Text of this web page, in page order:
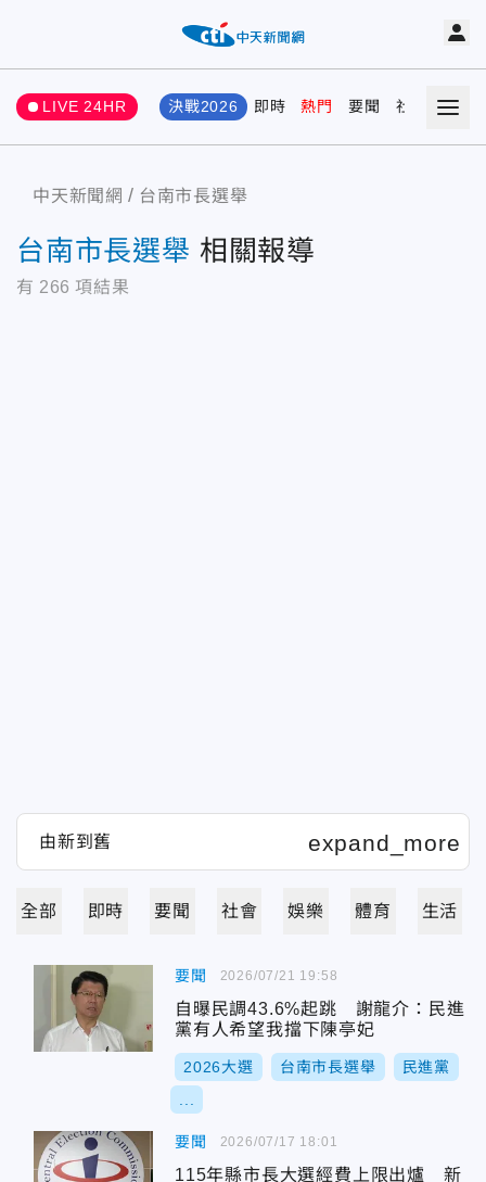
LIVE 24HR 決戰2026 即時 熱門 要聞 社會 娛樂
中天新聞網 台南市長選舉
台南市長選舉 相關報導
有 266 項結果
全部 即時 要聞 社會 娛樂 體育 生活
要聞
自曝民調43.6%起跳 謝龍介：民進
黨有人希望我擋下陳亭妃
2026大選 台南市長選舉 民進黨
2026/07/21 19:58
要聞
115年縣市長大選經費上限出爐 新
2026/07/17 18:01